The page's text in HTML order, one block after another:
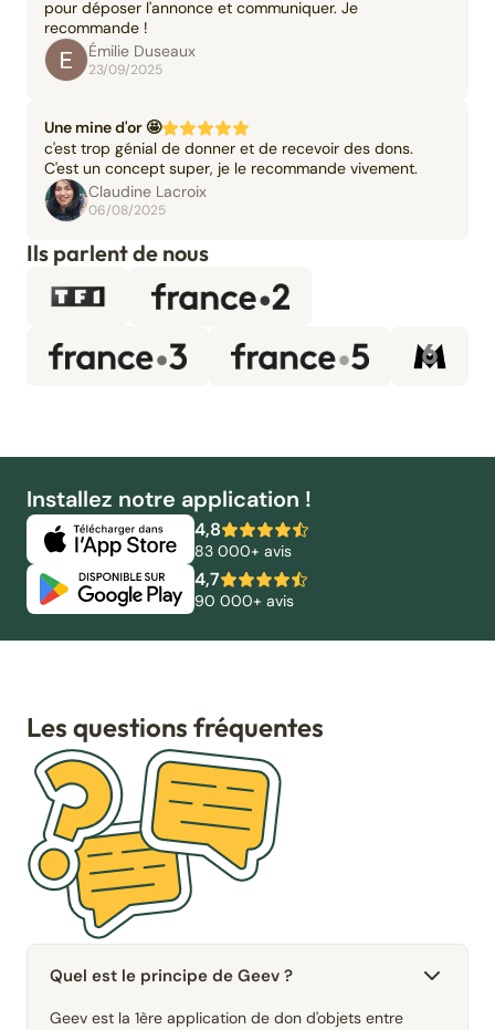
pour déposer l'annonce et communiquer. Je
recommande !
Émilie Duseaux
23/09/2025
Une mine d'or 🤩
c'est trop génial de donner et de recevoir des dons.
C'est un concept super, je le recommande vivement.
Claudine Lacroix
06/08/2025
Ils parlent de nous
Installez notre application !
4,8
83 000+ avis
4,7
90 000+ avis
Les questions fréquentes
Quel est le principe de Geev ?
Geev est la 1ère application de don d'objets entre